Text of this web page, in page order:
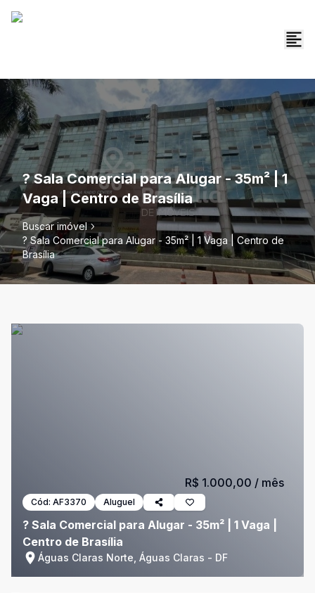
? Sala Comercial para Alugar - 35m² | 1
Vaga | Centro de Brasília
Buscar imóvel
? Sala Comercial para Alugar - 35m² | 1 Vaga | Centro de
Brasília
Cód: AF3370 Aluguel
? Sala Comercial para Alugar - 35m² | 1 Vaga |
Centro de Brasília
Águas Claras Norte, Águas Claras - DF
R$ 1.000,00 / mês